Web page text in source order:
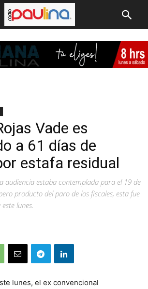
Vade es
a 61 días de
estafa residual
audiencia estaba contemplada para el 19 de
producto del paro de los fiscales, esta fue
lunes.
lunes, el ex convencional